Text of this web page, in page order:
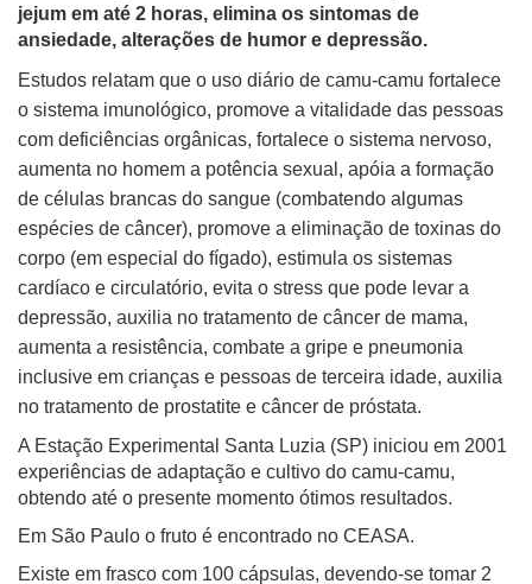
jejum em até 2 horas, elimina os sintomas de
ansiedade, alterações de humor e depressão.
Estudos relatam que o uso diário de camu-camu fortalece
o sistema imunológico, promove a vitalidade das pessoas
com deficiências orgânicas, fortalece o sistema nervoso,
aumenta no homem a potência sexual, apóia a formação
de células brancas do sangue (combatendo algumas
espécies de câncer), promove a eliminação de toxinas do
corpo (em especial do fígado), estimula os sistemas
cardíaco e circulatório, evita o stress que pode levar a
depressão, auxilia no tratamento de câncer de mama,
aumenta a resistência, combate a gripe e pneumonia
inclusive em crianças e pessoas de terceira idade, auxilia
no tratamento de prostatite e câncer de próstata.
A Estação Experimental Santa Luzia (SP) iniciou em 2001
experiências de adaptação e cultivo do camu-camu,
obtendo até o presente momento ótimos resultados.
Em São Paulo o fruto é encontrado no CEASA.
Existe em frasco com 100 cápsulas, devendo-se tomar 2